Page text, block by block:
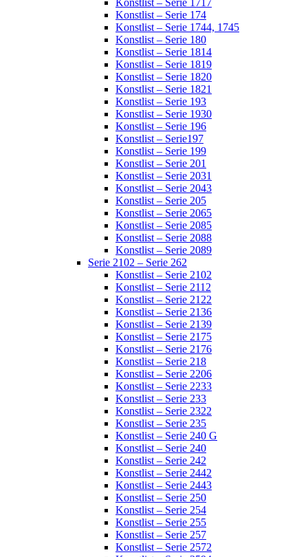
Konstlist – Serie 1717
Konstlist – Serie 174
Konstlist – Serie 1744, 1745
Konstlist – Serie 180
Konstlist – Serie 1814
Konstlist – Serie 1819
Konstlist – Serie 1820
Konstlist – Serie 1821
Konstlist – Serie 193
Konstlist – Serie 1930
Konstlist – Serie 196
Konstlist – Serie197
Konstlist – Serie 199
Konstlist – Serie 201
Konstlist – Serie 2031
Konstlist – Serie 2043
Konstlist – Serie 205
Konstlist – Serie 2065
Konstlist – Serie 2085
Konstlist – Serie 2088
Konstlist – Serie 2089
Serie 2102 – Serie 262
Konstlist – Serie 2102
Konstlist – Serie 2112
Konstlist – Serie 2122
Konstlist – Serie 2136
Konstlist – Serie 2139
Konstlist – Serie 2175
Konstlist – Serie 2176
Konstlist – Serie 218
Konstlist – Serie 2206
Konstlist – Serie 2233
Konstlist – Serie 233
Konstlist – Serie 2322
Konstlist – Serie 235
Konstlist – Serie 240 G
Konstlist – Serie 240
Konstlist – Serie 242
Konstlist – Serie 2442
Konstlist – Serie 2443
Konstlist – Serie 250
Konstlist – Serie 254
Konstlist – Serie 255
Konstlist – Serie 257
Konstlist – Serie 2572